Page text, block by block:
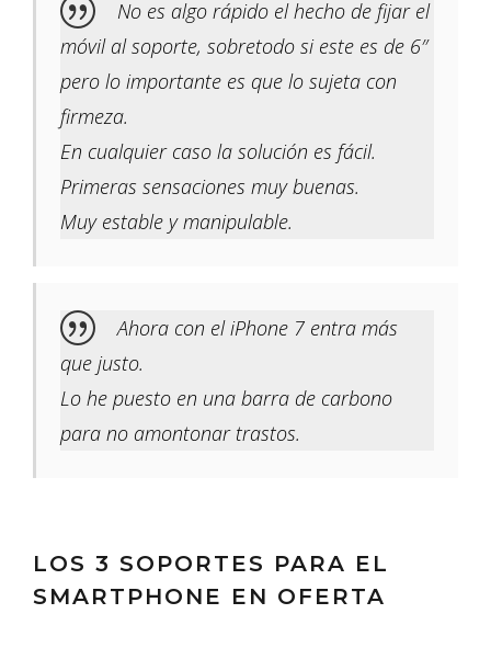
No es algo rápido el hecho de fijar el
móvil al soporte, sobretodo si este es de 6″
pero lo importante es que lo sujeta con
firmeza.
En cualquier caso la solución es fácil.
Primeras sensaciones muy buenas.
Muy estable y manipulable.
Ahora con el iPhone 7 entra más
que justo.
Lo he puesto en una barra de carbono
para no amontonar trastos.
LOS 3 SOPORTES PARA EL
SMARTPHONE EN OFERTA